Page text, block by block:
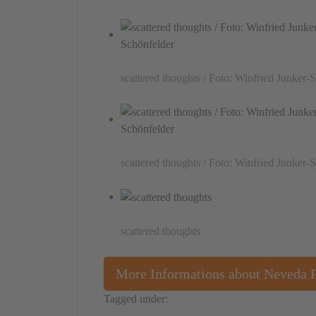
scattered thoughts / Foto: Winfried Junker-
scattered thoughts / Foto: Winfried Junker-
scattered thoughts
More Informations about Neveda
Tagged under: